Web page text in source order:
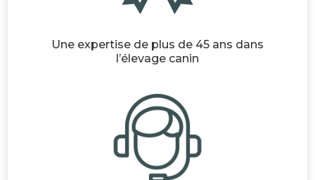
Une expertise de plus de 45 ans dans
l’élevage canin